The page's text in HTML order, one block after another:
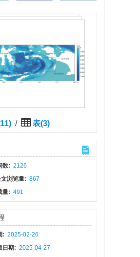
/ 表(3)
数: 2126
浏览量: 867
量: 491
: 2025-02-26
日期: 2025-04-27